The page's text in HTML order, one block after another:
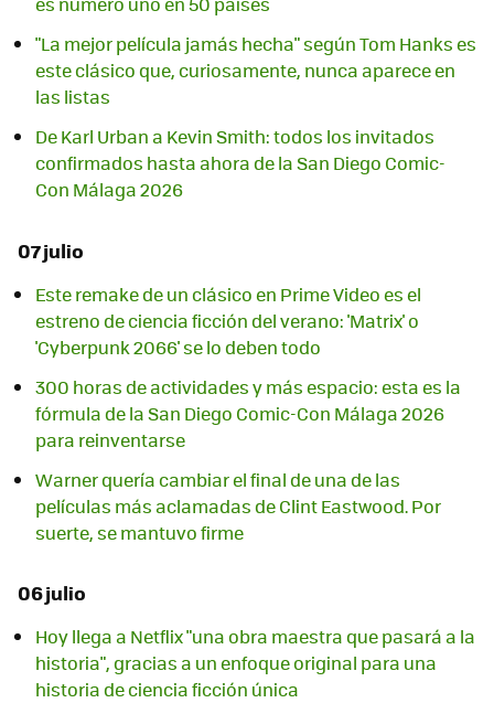
"La mejor película jamás hecha" según Tom Hanks es
este clásico que, curiosamente, nunca aparece en
las listas
De Karl Urban a Kevin Smith: todos los invitados
confirmados hasta ahora de la San Diego Comic-
Con Málaga 2026
07 julio
Este remake de un clásico en Prime Video es el
estreno de ciencia ficción del verano: 'Matrix' o
'Cyberpunk 2066' se lo deben todo
300 horas de actividades y más espacio: esta es la
fórmula de la San Diego Comic-Con Málaga 2026
para reinventarse
Warner quería cambiar el final de una de las
películas más aclamadas de Clint Eastwood. Por
suerte, se mantuvo firme
06 julio
Hoy llega a Netflix "una obra maestra que pasará a la
historia", gracias a un enfoque original para una
historia de ciencia ficción única